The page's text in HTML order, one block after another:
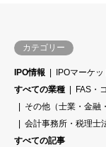
カテゴリー
IPO情報 IPOマーケッ
すべての業種
FAS・
その他（士業・金融
会計事務所・税理士
すべての記事